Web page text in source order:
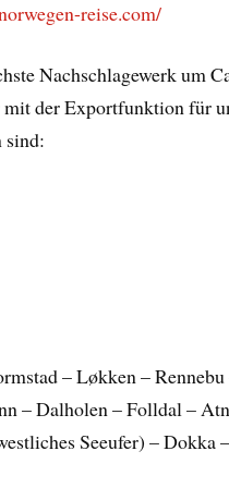
reise.com/
Nachschlagewerk um
der Exportfunktion für
sind:
– Løkken – Rennebu
– Dalholen – Folldal –
Seeufer) – Dokka